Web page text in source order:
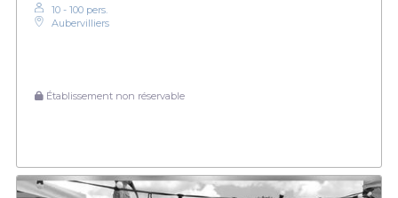
10 - 100 pers.
Aubervilliers
Établissement non réservable